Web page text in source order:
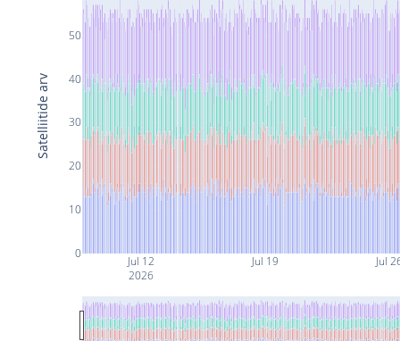
Jul 12
2026
Jul 19 Jul
0
10
20
30
40
50
Satelliitide arv